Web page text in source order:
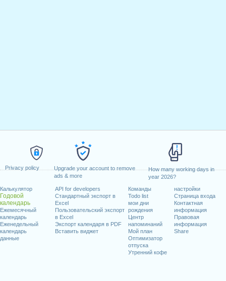
Privacy policy
Upgrade your account to remove
ads & more
How many working days in
year 2026?
Калькулятор
Годовой
календарь
Ежемесячный
календарь
Еженедельный
календарь
данные
API for developers
Стандартный экспорт в
Excel
Пользовательский экспорт
в Excel
Экспорт календаря в PDF
Вставить виджет
Команды
Todo list
мои дни
рождения
Центр
напоминаний
Мой план
Оптимизатор
отпуска
Утренний кофе
настройки
Страница входа
Контактная
информация
Правовая
информация
Share